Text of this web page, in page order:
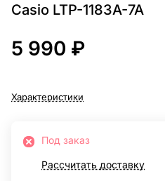
Casio LTP-1183A-7A
5 990 ₽
Характеристики
Под заказ
Рассчитать доставку